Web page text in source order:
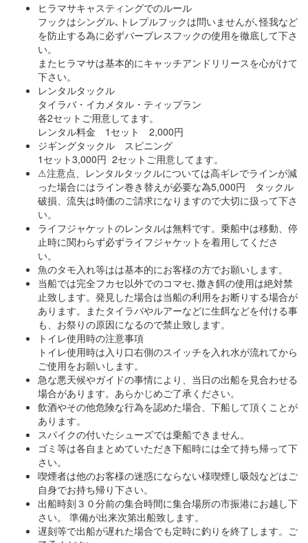
ヒラマサキャスティングでのルール
フックはシングル､トレプルフックは問いませんが､怪我など
を防止する為に必ずバーブレスフックの使用を徹底して下さ
い。
またヒラマサは基本的にキャッチアンドリリースを心がけて
下さい。
レンタルタックル
タイラバ・イカメタル・ティップラン
各2セットご用意してます。
レンタル料金 1セット 2,000円
ジギングタックル スピニング
1セット3,000円 2セットご用意してます。
⚠注意点、レンタルタックルについては高ギレでラインが減
った場合にはライン巻き替えが必要な為5,000円 タックル
破損、流失は時価のご請求になりますので大切に扱って下さ
い。
ライフジャケットのレンタルは無料です。乗船中は移動、停
止時に関わらず必ずライフジャケットを着用してくださ
い。
魚のタモ入れ等はは基本的にお客様の方でお願いします。
当船では完全フカセ以外でのコマセ､撒き餌の使用は絶対禁
止致します。発見した場合は当船の利用をお断りする場合が
あります。またタイラバやルアーなどに生餌などを付ける事
も、お祭りの原因になるので禁止致します。
トイレ使用時の注意事項
トイレ使用時は入り口右側のスイッチを入れ水が流れてから
ご使用をお願いします。
急な悪天候やガイドの事情により、当日の出船を見合わせる
場合があります。あらかじめご了承ください。
飲酒やその他危険な行為を認めた場合、下船して頂くことが
あります。
スパイクの付いたシューズでは乗船できません。
ゴミ等は各自まとめていただき下船時には全て持ち帰って下
さい。
喫煙者は他のお客様の迷惑にならない様喫煙し吸殻などはご
自身でお持ち帰り下さい。
出船時刻３０分前の集合時間に集合場所の市振港にお越し下
さい。 準備が出来次第出船致します。
遅刻等で出船が遅れた場合でも定時に釣りを終了します。ご